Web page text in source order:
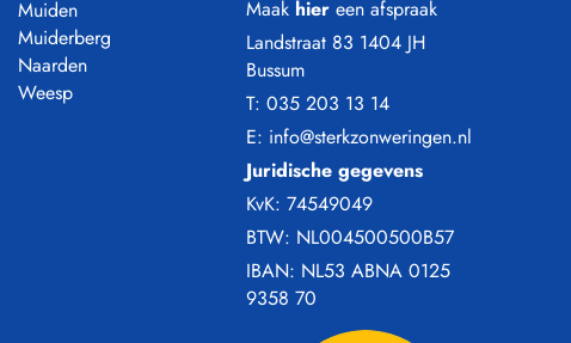
NA PLAATSING
Muiden
Muiderberg
Naarden
Weesp
Maak hiereen afspraak
Landstraat 83 1404 JH
Bussum
T: 035 203 13 14
E: info@sterkzonweringen.nl
Juridische gegevens
KvK: 74549049
BTW: NL004500500B57
IBAN: NL53 ABNA 0125
9358 70